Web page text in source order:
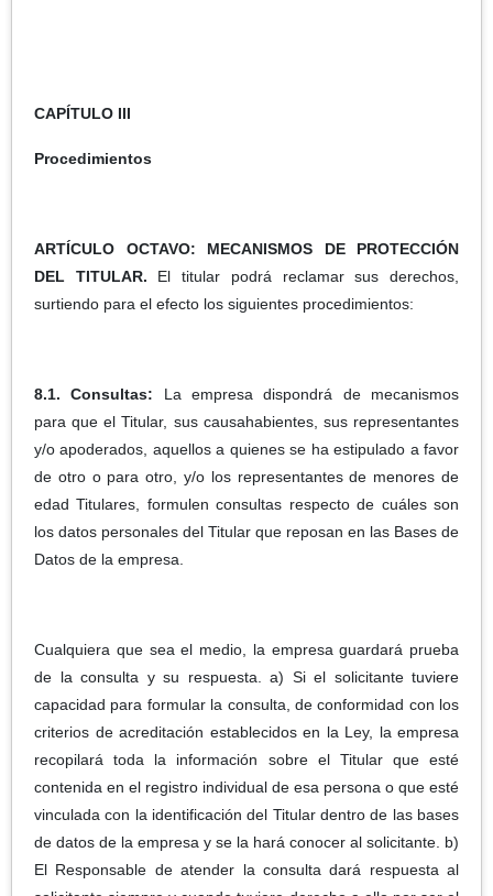
CAPÍTULO III
Procedimientos
ARTÍCULO OCTAVO: MECANISMOS DE PROTECCIÓN
DEL TITULAR. El titular podrá reclamar sus derechos,
surtiendo para el efecto los siguientes procedimientos:
8.1. Consultas: La empresa dispondrá de mecanismos
para que el Titular, sus causahabientes, sus representantes
y/o apoderados, aquellos a quienes se ha estipulado a favor
de otro o para otro, y/o los representantes de menores de
edad Titulares, formulen consultas respecto de cuáles son
los datos personales del Titular que reposan en las Bases de
Datos de la empresa.
Cualquiera que sea el medio, la empresa guardará prueba
de la consulta y su respuesta. a) Si el solicitante tuviere
capacidad para formular la consulta, de conformidad con los
criterios de acreditación establecidos en la Ley, la empresa
recopilará toda la información sobre el Titular que esté
contenida en el registro individual de esa persona o que esté
vinculada con la identificación del Titular dentro de las bases
de datos de la empresa y se la hará conocer al solicitante. b)
El Responsable de atender la consulta dará respuesta al